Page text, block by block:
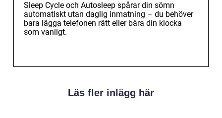
Sleep Cycle och Autosleep spårar din sömn
automatiskt utan daglig inmatning – du behöver
bara lägga telefonen rätt eller bära din klocka
som vanligt.
Läs fler inlägg här